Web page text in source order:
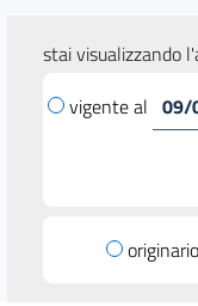
stai visualizzando
vigente al
originario